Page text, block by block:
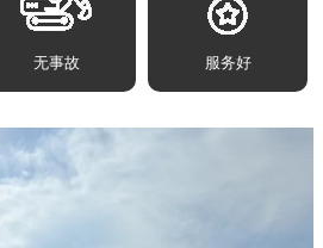
无事故 服务好